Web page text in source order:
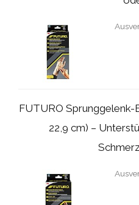
FUTURO Sprunggelenk-
22,9 cm) –